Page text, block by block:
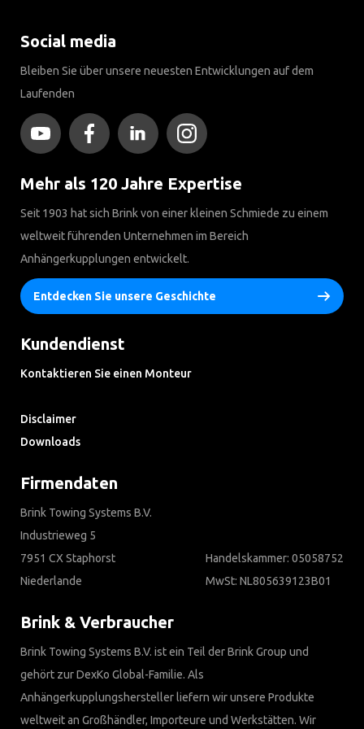
Social media
Bleiben Sie über unsere neuesten Entwicklungen auf dem
Laufenden
Mehr als 120 Jahre Expertise
Seit 1903 hat sich Brink von einer kleinen Schmiede zu einem
weltweit führenden Unternehmen im Bereich
Anhängerkupplungen entwickelt.
Entdecken Sie unsere Geschichte
Kundendienst
Kontaktieren Sie einen Monteur
Disclaimer
Downloads
Firmendaten
Brink Towing Systems B.V.
Industrieweg 5
7951 CX Staphorst
Niederlande
Handelskammer: 05058752
MwSt: NL805639123B01
Brink & Verbraucher
Brink Towing Systems B.V. ist ein Teil der Brink Group und
gehört zur DexKo Global-Familie. Als
Anhängerkupplungshersteller liefern wir unsere Produkte
weltweit an Großhändler, Importeure und Werkstätten. Wir